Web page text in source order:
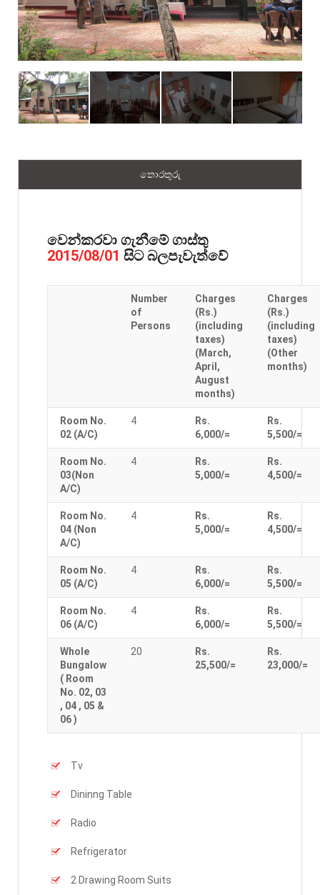
තොරතුරු
වෙන්කරවා ගැනීමේ ගාස්තු
2015/08/01 සිට බලපැවැත්වේ
Number
of
Persons
Charges
(Rs.)
(including
taxes)
(March,
April,
August
months)
Charges
(Rs.)
(including
taxes)
(Other
months)
Room No.
02 (A/C)
4
Rs.
6,000/=
Rs.
5,500/=
Room No.
03(Non
A/C)
4
Rs.
5,000/=
Rs.
4,500/=
Room No.
04 (Non
A/C)
4
Rs.
5,000/=
Rs.
4,500/=
Room No.
05 (A/C)
4
Rs.
6,000/=
Rs.
5,500/=
Room No.
06 (A/C)
4
Rs.
6,000/=
Rs.
5,500/=
Whole
Bungalow
( Room
No. 02, 03
, 04 , 05 &
06 )
20
Rs.
25,500/=
Rs.
23,000/=
Tv
Dininng Table
Radio
Refrigerator
2 Drawing Room Suits